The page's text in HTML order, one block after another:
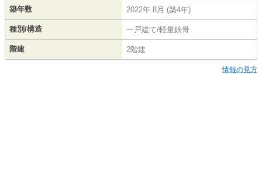
築年数 2022年 8月 (築4年)
種別/構造 一戸建て/軽量鉄骨
階建 2階建
情報の見方